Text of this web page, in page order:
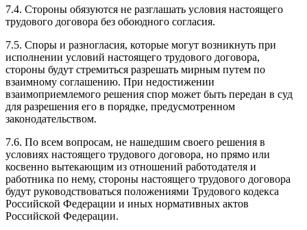
7.4. Стороны обязуются не разглашать условия настоящего
трудового договора без обоюдного согласия.
7.5. Споры и разногласия, которые могут возникнуть при
исполнении условий настоящего трудового договора,
стороны будут стремиться разрешать мирным путем по
взаимному соглашению. При недостижении
взаимоприемлемого решения спор может быть передан в суд
для разрешения его в порядке, предусмотренном
законодательством.
7.6. По всем вопросам, не нашедшим своего решения в
условиях настоящего трудового договора, но прямо или
косвенно вытекающим из отношений работодателя и
работника по нему, стороны настоящего трудового договора
будут руководствоваться положениями Трудового кодекса
Российской Федерации и иных нормативных актов
Российской Федерации.